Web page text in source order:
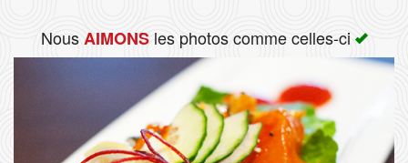
NousAIMONSles photos comme celles-ci